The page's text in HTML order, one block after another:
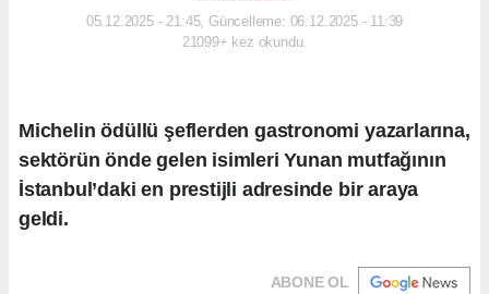
05.12.2025 - 21:45, Güncelleme: 06.12.2025 - 11:39
21099+ kez okundu.
Michelin ödüllü şeflerden gastronomi yazarlarına,
sektörün önde gelen isimleri Yunan mutfağının
İstanbul’daki en prestijli adresinde bir araya
geldi.
ABONE OL